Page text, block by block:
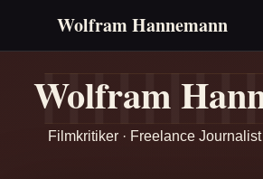
Wolfram Hannemann
Wolfram
Filmkritiker · Freelance